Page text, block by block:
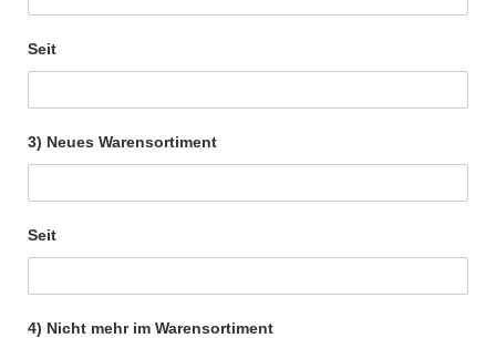
Seit
3) Neues Warensortiment
Seit
4) Nicht mehr im Warensortiment